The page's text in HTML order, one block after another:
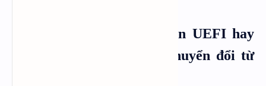
Cài mới Windows trên nền UEFI hay
sử dụng Windows được chuyển đổi từ